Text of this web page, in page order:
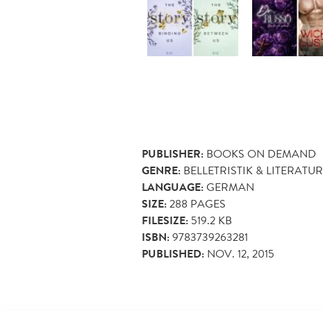
PUBLISHER: BOOKS ON DEMAND
GENRE: BELLETRISTIK & LITERATUR
LANGUAGE:GERMAN
SIZE:288 PAGES
FILESIZE: 519.2 KB
ISBN:9783739263281
PUBLISHED: NOV. 12, 2015